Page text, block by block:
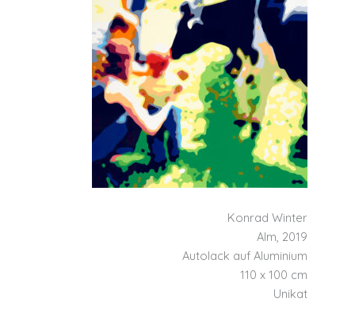
Konrad Winter
Alm, 2019
Autolack auf Aluminium
110 x 100 cm
Unikat